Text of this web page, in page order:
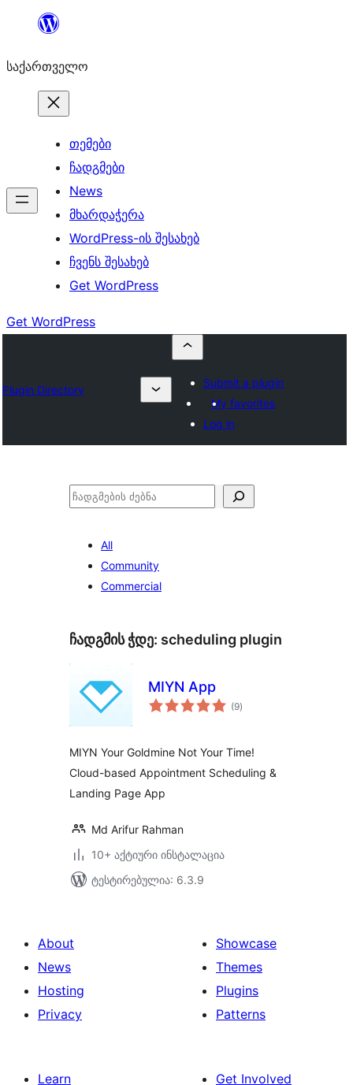
შიგთავსზე
საქართველო
თემები
ჩადგმები
News
მხარდაჭერა
WordPress-ის შესახებ
ჩვენს შესახებ
Get WordPress
Get WordPress
Plugin Directory
Submit a plugin
My favorites
Log in
ძებნა
All
Community
Commercial
ჩადგმის ჭდე: scheduling plugin
MIYN App
(9საერთო
რეიტინგი
)
MIYN Your Goldmine Not Your Time!
Cloud-based Appointment Scheduling &
Landing Page App
Md Arifur Rahman
10+ აქტიური ინსტალაცია
ტესტირებულია: 6.3.9
About
News
Hosting
Privacy
Showcase
Themes
Plugins
Patterns
Learn
Get Involved